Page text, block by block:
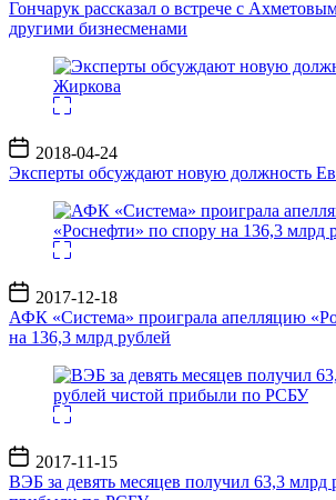
Гончарук рассказал о встрече с
другими бизнесменами
Дата
записи
2018-04-24
Эксперты обсуждают новую должность
Дата
записи
2017-12-18
АФК «Система» проиграла апелляцию
на 136,3 млрд рублей
Дата
записи
2017-11-15
ВЭБ за девять месяцев получил 63,3 млрд